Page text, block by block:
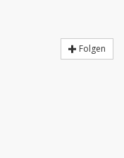
Folgen